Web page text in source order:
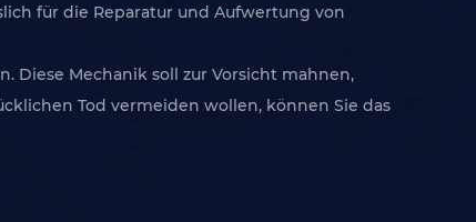
für die Reparatur und Aufwertung von
Diese Mechanik soll zur Vorsicht mahnen,
Tod vermeiden wollen, können Sie das